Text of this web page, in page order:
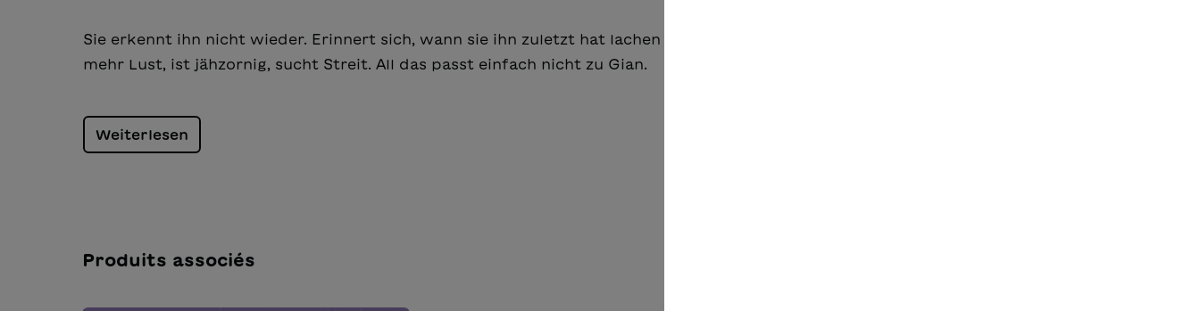
Sie erkennt ihn nicht wieder. Erinnert sich, wann sie ihn zuletzt hat lachen sehen. Er hat zu nichts
mehr Lust, ist jähzornig, sucht Streit. All das passt einfach nicht zu Gian.
Weiterlesen
Produits associés